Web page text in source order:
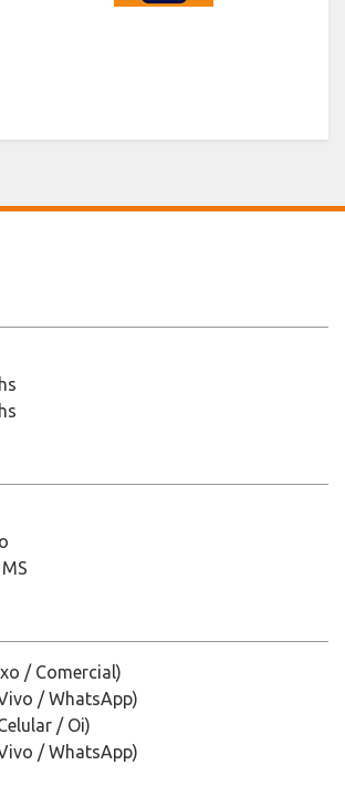
/ Comercial)
/ WhatsApp)
/ Oi)
/ WhatsApp)